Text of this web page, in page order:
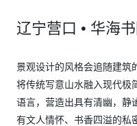
辽宁营口 • 华海
景观设计的风格会追随建筑
将传统写意山水融入现代极
语言，营造出具有清幽，静
有文人情怀、书香四溢的私